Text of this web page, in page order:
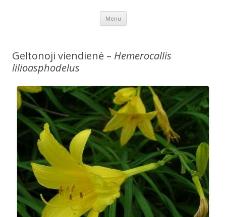
Menu Skip to content
Geltonoji viendienė – Hemerocallis
lilioasphodelus